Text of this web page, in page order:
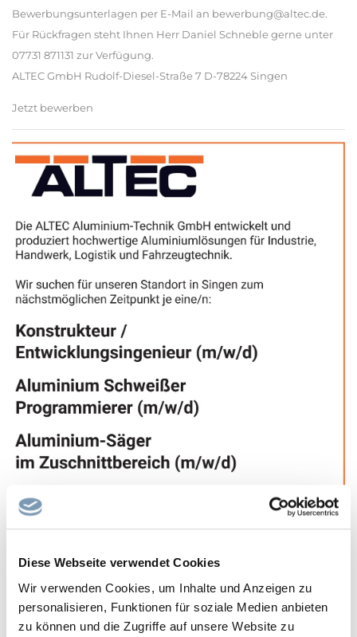
Diese Webseite verwendet Cookies
Wir verwenden Cookies, um Inhalte und Anzeigen zu
personalisieren, Funktionen für soziale Medien anbieten
zu können und die Zugriffe auf unsere Website zu
Bewerbungsunterlagen per E-Mail an bewerbung@altec.de.
Für Rückfragen steht Ihnen Herr Daniel Schneble gerne unter
07731 871131 zur Verfügung.
ALTEC GmbH Rudolf-Diesel-Straße 7 D-78224 Singen
Jetzt bewerben